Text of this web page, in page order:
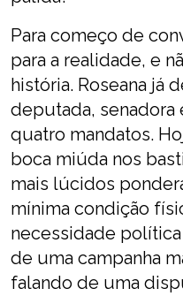
Para começo de
para a realidade, e
história. Roseana já
deputada, senadora
quatro mandatos.
boca miúda nos
mais lúcidos
mínima condição
necessidade
de uma campanha
falando de uma